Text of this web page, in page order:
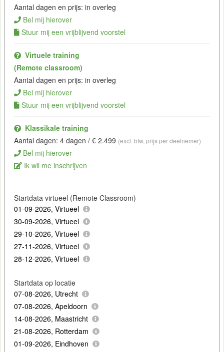
Aantal dagen en prijs: in overleg
Bel mij hierover
Stuur mij een vrijblijvend voorstel
Virtuele training
(Remote classroom)
Aantal dagen en prijs: in overleg
Bel mij hierover
Stuur mij een vrijblijvend voorstel
Klassikale training
Aantal dagen: 4 dagen / € 2.499 (excl. btw, prijs per deelnemer)
Bel mij hierover
Ik wil me inschrijven
Startdata virtueel (Remote Classroom)
01-09-2026, Virtueel
30-09-2026, Virtueel
29-10-2026, Virtueel
27-11-2026, Virtueel
28-12-2026, Virtueel
Startdata op locatie
07-08-2026, Utrecht
07-08-2026, Apeldoorn
14-08-2026, Maastricht
21-08-2026, Rotterdam
01-09-2026, Eindhoven